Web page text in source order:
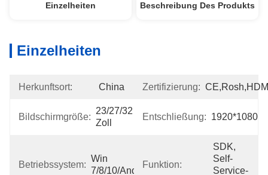
Einzelheiten Beschreibung Des Produkts
Einzelheiten
Herkunftsort: China Zertifizierung:
Bildschirmgröße:
23/27/32
Zoll
Entschließung: 1920*1080
Betriebssystem:
Win
7/8/10/Android/Linux
Funktion:
SDK,
Self-
Service-